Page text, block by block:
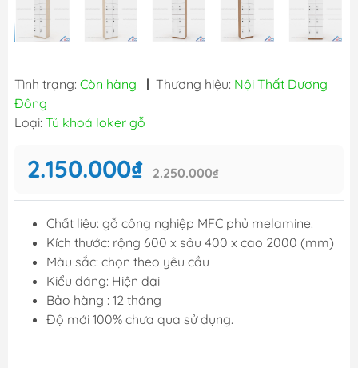
Tình trạng: Còn hàng | Thương hiệu: Nội Thất Dương
Đông
Loại: Tủ khoá loker gỗ
2.150.000₫ 2.250.000₫
Chất liệu: gỗ công nghiệp MFC phủ melamine.
Kích thước: rộng 600 x sâu 400 x cao 2000 (mm)
Màu sắc: chọn theo yêu cầu
Kiểu dáng: Hiện đại
Bảo hàng : 12 tháng
Độ mới 100% chưa qua sử dụng.